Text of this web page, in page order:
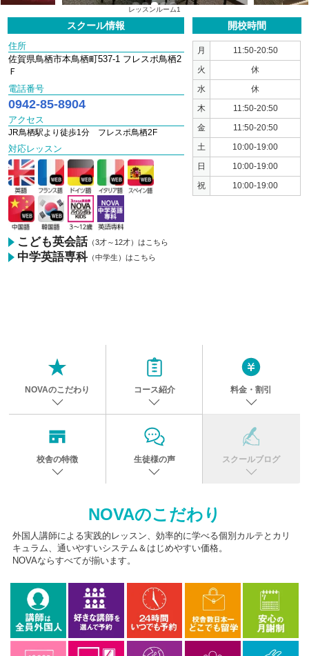
スクール情報
住所
佐賀県鳥栖市本鳥栖町537-1 フレスポ鳥栖2
Ｆ
電話番号
0942-85-8904
アクセス
JR鳥栖駅より徒歩1分 フレスポ鳥栖2F
対応レッスン
こども英会話（3才～12才）はこちら
中学英語専科（中学生）はこちら
開校時間
月 11:50-20:50
火 休
水 休
木 11:50-20:50
金 11:50-20:50
土 10:00-19:00
日 10:00-19:00
祝 10:00-19:00
レッスンルーム1
1 2 3 4 5
NOVAのこだわり コース紹介 料金・割引
校舎の特徴 生徒様の声 スクールブログ
NOVAのこだわり
外国人講師による実践的レッスン、効率的に学べる個別カルテとカリ
キュラム、通いやすいシステム＆はじめやすい価格。
NOVAならすべてが揃います。